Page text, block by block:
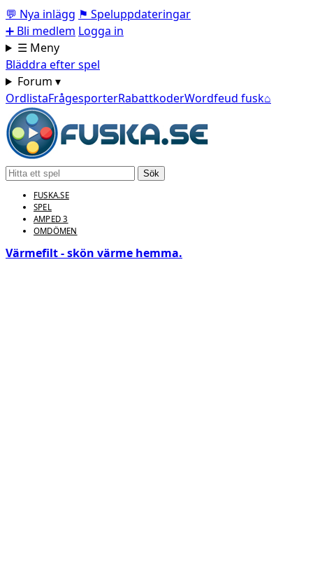
💬 Nya inlägg ⚑ Speluppdateringar
➕ Bli medlem Logga in
☰ Meny
Bläddra efter spel
Forum ▾
OrdlistaFrågesporterRabattkoderWordfeud fusk⌂
Sök
FUSKA.SE
SPEL
AMPED 3
OMDÖMEN
Värmefilt - skön värme hemma.